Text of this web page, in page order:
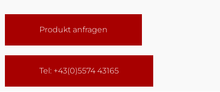
Produkt anfragen
Tel: +43(0)5574 43165